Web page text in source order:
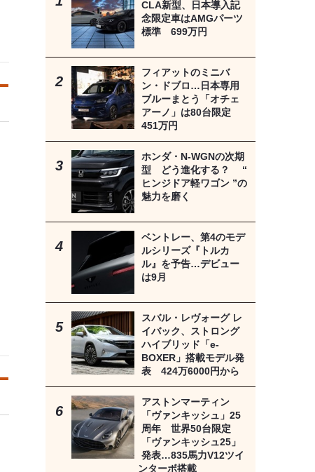
CLA新型、日本導入記
念限定車はAMGパーツ
標準 699万円
フィアットのミニバ
ン・ドブロ…日本専用
ブルーまとう「オチェ
アーノ」は80台限定
451万円
ホンダ・N-WGNの次期
型 どう進化する？ “
ヒンジドア軽ワゴン ”の
魅力を磨く
ベントレー、第4のモデ
ルシリーズ『トルカ
ル』を予告…デビュー
は9月
スバル・レヴォーグ レ
イバック、ストロング
ハイブリッド「e-
BOXER」搭載モデル発
表 424万6000円から
アストンマーティン
「ヴァンキッシュ」25
周年 世界50台限定
「ヴァンキッシュ25」
発表…835馬力V12ツイ
ンターボ搭載